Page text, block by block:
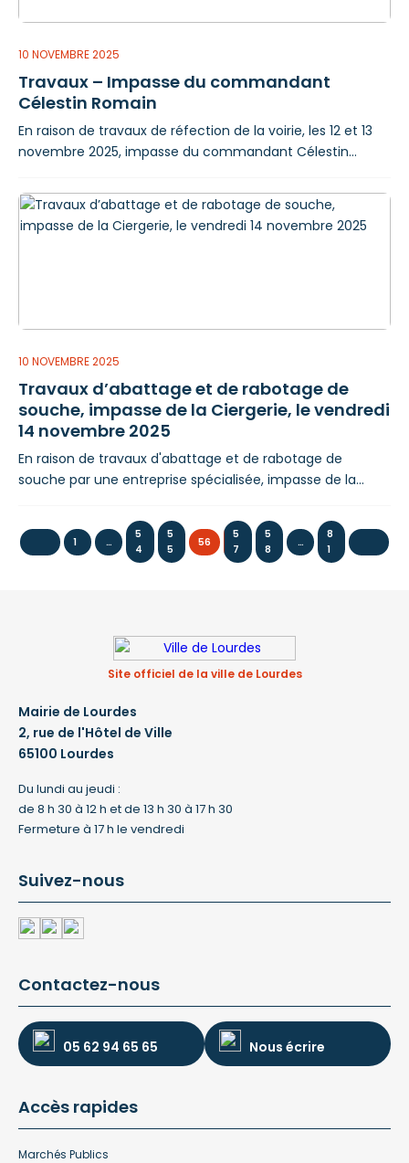
10 NOVEMBRE 2025
Travaux – Impasse du commandant
Célestin Romain
En raison de travaux de réfection de la voirie, les 12 et 13
novembre 2025, impasse du commandant Célestin
stationnement sont à prévoir : Circulation Du mercredi 12
au jeudi 13 novembre 2025 inclus, la circulation sera
perturbée impasse et boulevard du Commandant
10 NOVEMBRE 2025
Travaux d’abattage et de rabotage de
souche, impasse de la Ciergerie, le vendredi
14 novembre 2025
En raison de travaux d'abattage et de rabotage de
souche par une entreprise spécialisée, impasse de la
perturbations de circulation et de stationnement seront à
prévoir : Circulation Le 14 novembre 2025, la rue est barrée
impasse de la Ciergerie. Stationnement Le 14 novembre
1 …
5
4
5
5
56
5
7
5
8
…
8
1
Site officiel de la ville de Lourdes
Mairie de Lourdes
2, rue de l'Hôtel de Ville
65100 Lourdes
Du lundi au jeudi :
de 8 h 30 à 12 h et de 13 h 30 à 17 h 30
Fermeture à 17 h le vendredi
Suivez-nous
Contactez-nous
05 62 94 65 65 Nous écrire
Accès rapides
Marchés Publics